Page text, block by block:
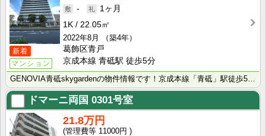
新着
マンション
-
1ヶ月
1K
22.05㎡
2022年8月
（築4年）
葛飾区青戸
京成本線 青砥駅 徒歩5分
GENOVIA青砥skygardenの物件情報です！京成本線「青砥」駅徒歩5分！敷金0！ペット飼育可･･･
ドマーニ両国 0301号室
21.8万円
11000円